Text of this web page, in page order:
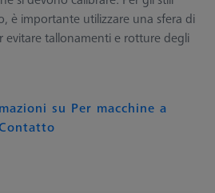
è importante utilizzare una sfera di
evitare tallonamenti e rotture degli
su Per macchine a